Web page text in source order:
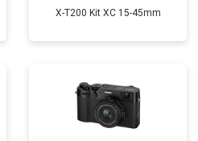
X-T200 Kit XC 15-45mm